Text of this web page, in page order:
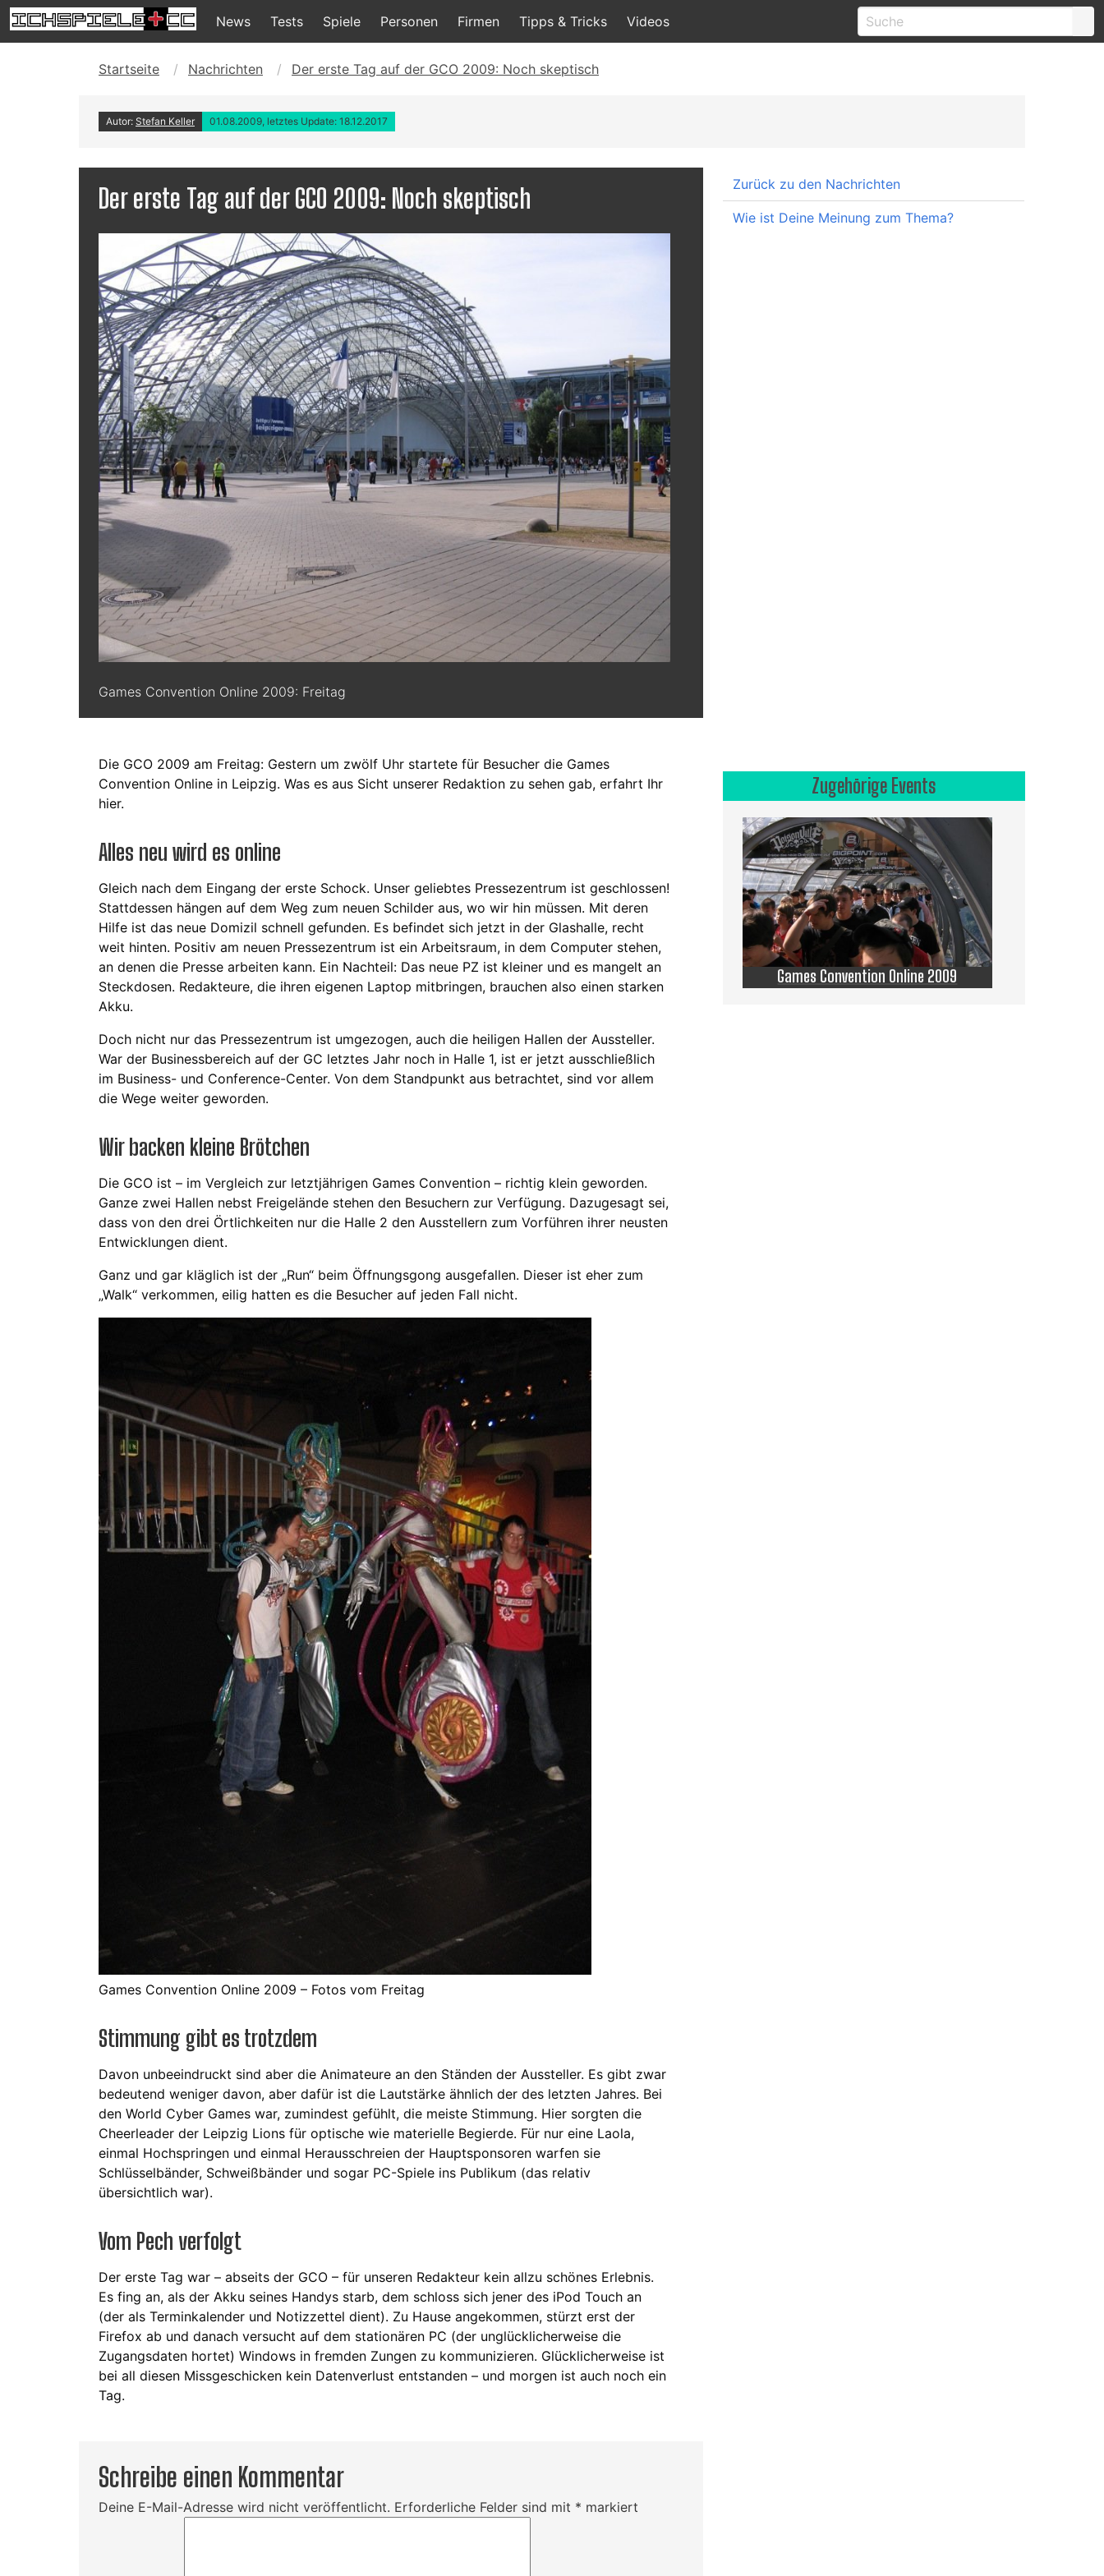
News Tests Spiele Personen Firmen Tipps & Tricks Videos
Startseite Nachrichten Der erste Tag auf der GCO 2009: Noch skeptisch
Autor: Stefan Keller 01.08.2009, letztes Update: 18.12.2017
Der erste Tag auf der GCO 2009: Noch skeptisch
Games Convention Online 2009: Freitag
Die GCO 2009 am Freitag: Gestern um zwölf Uhr startete für Besucher die Games
Convention Online in Leipzig. Was es aus Sicht unserer Redaktion zu sehen gab, erfahrt Ihr
hier.
Alles neu wird es online
Gleich nach dem Eingang der erste Schock. Unser geliebtes Pressezentrum ist geschlossen!
Stattdessen hängen auf dem Weg zum neuen Schilder aus, wo wir hin müssen. Mit deren
Hilfe ist das neue Domizil schnell gefunden. Es befindet sich jetzt in der Glashalle, recht
weit hinten. Positiv am neuen Pressezentrum ist ein Arbeitsraum, in dem Computer stehen,
an denen die Presse arbeiten kann. Ein Nachteil: Das neue PZ ist kleiner und es mangelt an
Steckdosen. Redakteure, die ihren eigenen Laptop mitbringen, brauchen also einen starken
Akku.
Doch nicht nur das Pressezentrum ist umgezogen, auch die heiligen Hallen der Aussteller.
War der Businessbereich auf der GC letztes Jahr noch in Halle 1, ist er jetzt ausschließlich
im Business- und Conference-Center. Von dem Standpunkt aus betrachtet, sind vor allem
die Wege weiter geworden.
Wir backen kleine Brötchen
Die GCO ist – im Vergleich zur letztjährigen Games Convention – richtig klein geworden.
Ganze zwei Hallen nebst Freigelände stehen den Besuchern zur Verfügung. Dazugesagt sei,
dass von den drei Örtlichkeiten nur die Halle 2 den Ausstellern zum Vorführen ihrer neusten
Entwicklungen dient.
Ganz und gar kläglich ist der „Run“ beim Öffnungsgong ausgefallen. Dieser ist eher zum
„Walk“ verkommen, eilig hatten es die Besucher auf jeden Fall nicht.
Games Convention Online 2009 – Fotos vom Freitag
Stimmung gibt es trotzdem
Davon unbeeindruckt sind aber die Animateure an den Ständen der Aussteller. Es gibt zwar
bedeutend weniger davon, aber dafür ist die Lautstärke ähnlich der des letzten Jahres. Bei
den World Cyber Games war, zumindest gefühlt, die meiste Stimmung. Hier sorgten die
Cheerleader der Leipzig Lions für optische wie materielle Begierde. Für nur eine Laola,
einmal Hochspringen und einmal Herausschreien der Hauptsponsoren warfen sie
Schlüsselbänder, Schweißbänder und sogar PC-Spiele ins Publikum (das relativ
übersichtlich war).
Vom Pech verfolgt
Der erste Tag war – abseits der GCO – für unseren Redakteur kein allzu schönes Erlebnis.
Es fing an, als der Akku seines Handys starb, dem schloss sich jener des iPod Touch an
(der als Terminkalender und Notizzettel dient). Zu Hause angekommen, stürzt erst der
Firefox ab und danach versucht auf dem stationären PC (der unglücklicherweise die
Zugangsdaten hortet) Windows in fremden Zungen zu kommunizieren. Glücklicherweise ist
bei all diesen Missgeschicken kein Datenverlust entstanden – und morgen ist auch noch ein
Tag.
Schreibe einen Kommentar
Deine E-Mail-Adresse wird nicht veröffentlicht. Erforderliche Felder sind mit * markiert
Zurück zu den Nachrichten
Wie ist Deine Meinung zum Thema?
Zugehörige Events
Games Convention Online 2009